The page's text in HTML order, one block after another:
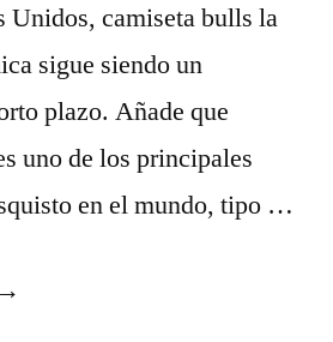
Unidos, camiseta bulls la
sigue siendo un
plazo. Añade que
uno de los principales
en el mundo, tipo …